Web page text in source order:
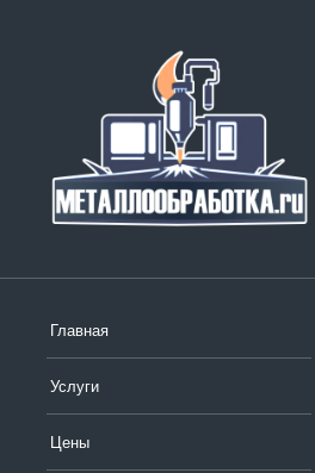
Главная
Услуги
Цены